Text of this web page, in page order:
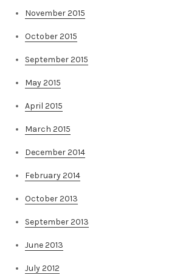
November 2015
October 2015
September 2015
May 2015
April 2015
March 2015
December 2014
February 2014
October 2013
September 2013
June 2013
July 2012